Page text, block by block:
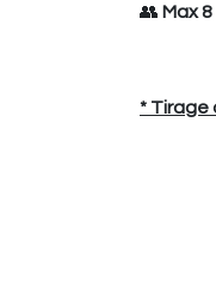
👥 Max
* Tirage